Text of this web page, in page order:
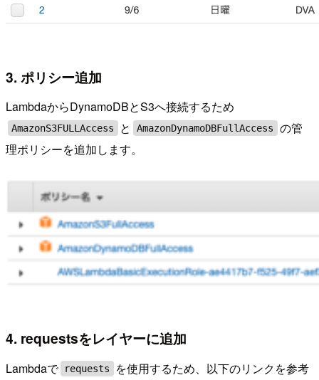
3. ポリシー追加
LambdaからDynamoDBとS3へ接続するため
AmazonS3FULLAccess と AmazonDynamoDBFullAccess
の管
理ポリシーを追加します。
4. requestsをレイヤーに追加
Lambdaで requests
を使用するため、以下のリンクを参考